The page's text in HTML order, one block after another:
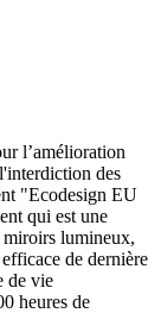
l’amélioration
des
"Ecodesign EU
qui est une
miroirs lumineux,
de dernière
de vie
heures de